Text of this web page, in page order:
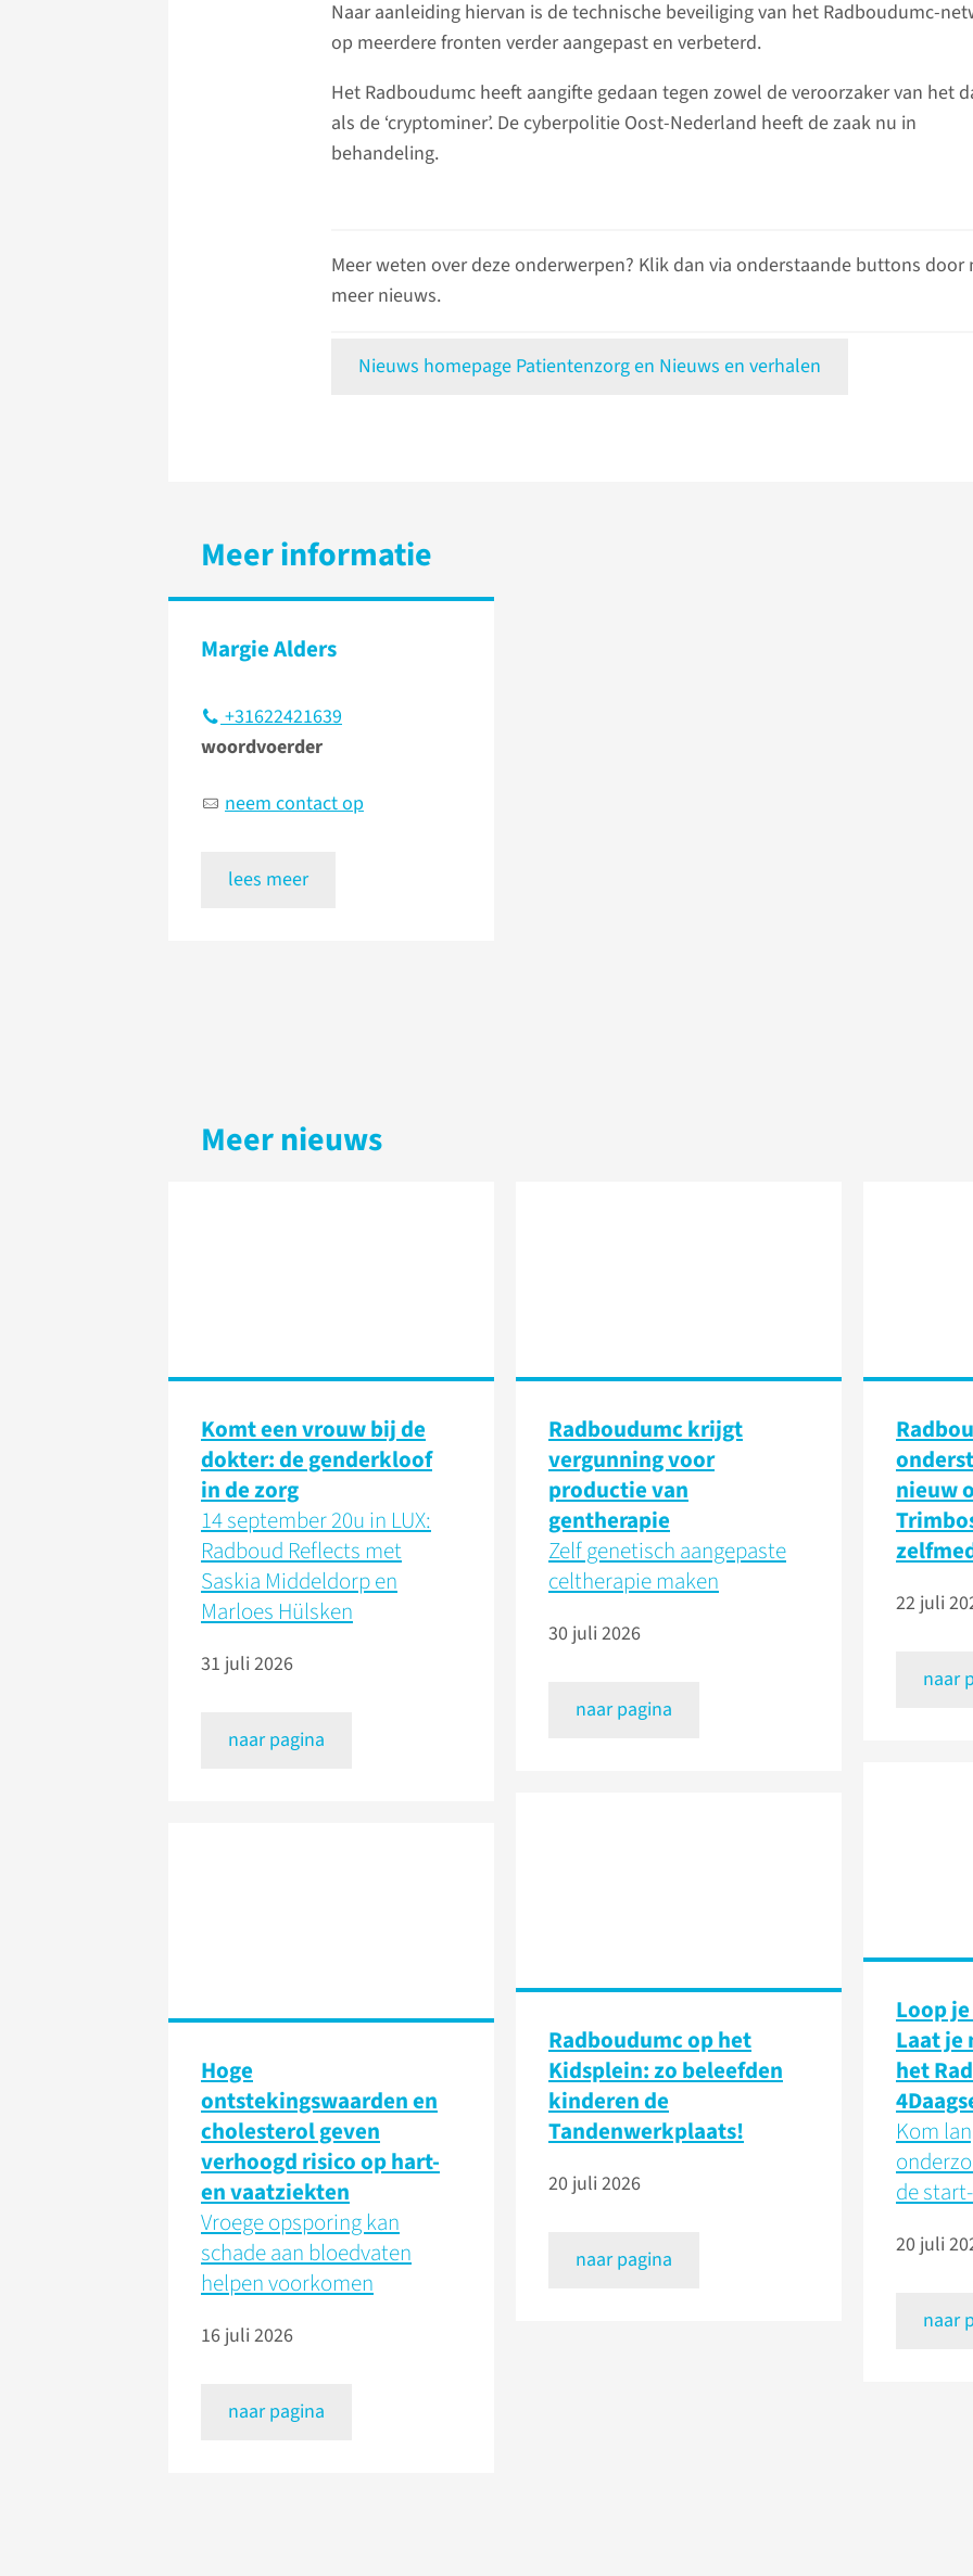
Naar aanleiding hiervan is de technische beveiliging van het Radboudumc-
op meerdere fronten verder aangepast en verbeterd.
Het Radboudumc heeft aangifte gedaan tegen zowel de veroorzaker van het
als de ‘cryptominer’. De cyberpolitie Oost-Nederland heeft de zaak nu in
behandeling.
Meer weten over deze onderwerpen? Klik dan via onderstaande buttons door
meer nieuws.
Nieuws homepage Patientenzorg en Nieuws en verhalen
Meer informatie
Margie Alders
+31622421639
woordvoerder
neem contact op
lees meer
Meer nieuws
Komt een vrouw bij de
dokter: de genderkloof
in de zorg
14 september 20u in LUX:
Radboud Reflects met
Saskia Middeldorp en
Marloes Hülsken
31 juli 2026
naar pagina
Radboudumc krijgt
vergunning voor
productie van
gentherapie
Zelf genetisch aangepaste
celtherapie maken
30 juli 2026
naar pagina
nieuw
22 juli
naar
Loop
Laat je
het
Kom
de
20 juli
naar
Radboudumc op het
Kidsplein: zo beleefden
kinderen de
Tandenwerkplaats!
20 juli 2026
naar pagina
Hoge
ontstekingswaarden en
cholesterol geven
verhoogd risico op hart-
en vaatziekten
Vroege opsporing kan
schade aan bloedvaten
helpen voorkomen
16 juli 2026
naar pagina